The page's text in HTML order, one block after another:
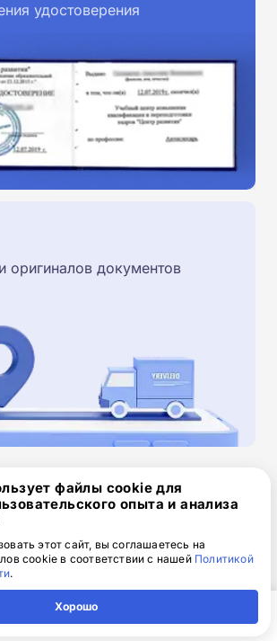
удостоверения
оригиналов документов
заявку на обучение
Кб
заполните и отправьте по
контактный номер телефон.
свяжется с вами и утонит все
файлы cookie для
опыта и анализа
этот сайт, вы соглашаетесь на
cookie в соответствии с нашей Политикой
.
Хорошо